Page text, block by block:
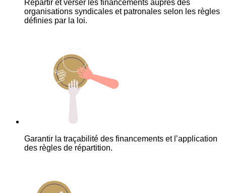
Répartir et verser les financements auprès des
organisations syndicales et patronales selon les règles
définies par la loi.
Garantir la traçabilité des financements et l’application
des règles de répartition.